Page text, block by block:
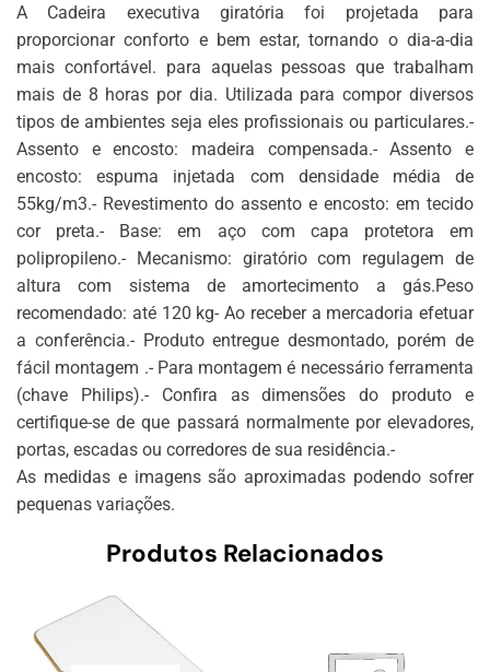
A Cadeira executiva giratória foi projetada para
proporcionar conforto e bem estar, tornando o dia-a-dia
mais confortável. para aquelas pessoas que trabalham
mais de 8 horas por dia. Utilizada para compor diversos
tipos de ambientes seja eles profissionais ou particulares.-
Assento e encosto: madeira compensada.- Assento e
encosto: espuma injetada com densidade média de
55kg/m3.- Revestimento do assento e encosto: em tecido
cor preta.- Base: em aço com capa protetora em
polipropileno.- Mecanismo: giratório com regulagem de
altura com sistema de amortecimento a gás.Peso
recomendado: até 120 kg- Ao receber a mercadoria efetuar
a conferência.- Produto entregue desmontado, porém de
fácil montagem .- Para montagem é necessário ferramenta
(chave Philips).- Confira as dimensões do produto e
certifique-se de que passará normalmente por elevadores,
portas, escadas ou corredores de sua residência.-
As medidas e imagens são aproximadas podendo sofrer
pequenas variações.
Produtos Relacionados